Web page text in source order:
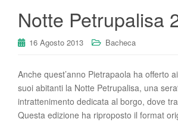
Notte Petrupalisa
16 Agosto 2013 Bacheca
Anche quest’anno Pietrapaola ha offerto
suoi abitanti la Notte Petrupalisa, una
intrattenimento dedicata al borgo, dove
Questa edizione ha riproposto il format